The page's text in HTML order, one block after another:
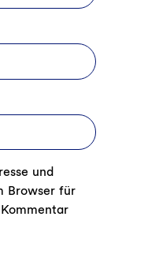
und
Browser für